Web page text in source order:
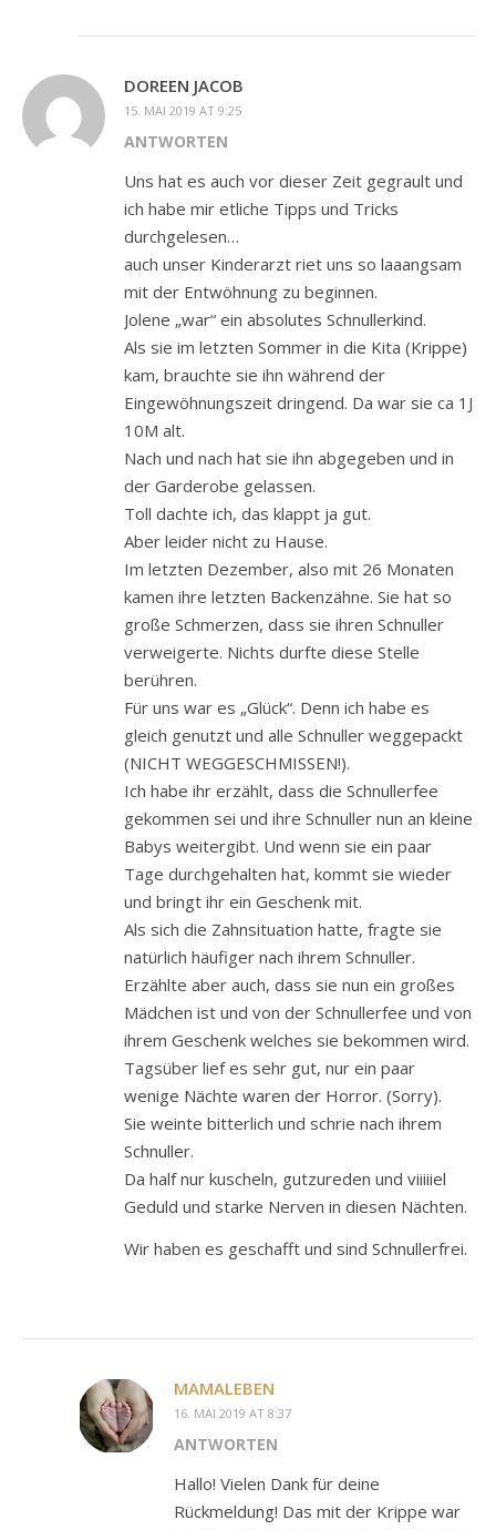
DOREEN JACOB
15. MAI 2019 AT 9:25
ANTWORTEN
Uns hat es auch vor dieser Zeit gegrault und
ich habe mir etliche Tipps und Tricks
durchgelesen…
auch unser Kinderarzt riet uns so laaangsam
mit der Entwöhnung zu beginnen.
Jolene „war“ ein absolutes Schnullerkind.
Als sie im letzten Sommer in die Kita (Krippe)
kam, brauchte sie ihn während der
Eingewöhnungszeit dringend. Da war sie ca 1J
10M alt.
Nach und nach hat sie ihn abgegeben und in
der Garderobe gelassen.
Toll dachte ich, das klappt ja gut.
Aber leider nicht zu Hause.
Im letzten Dezember, also mit 26 Monaten
kamen ihre letzten Backenzähne. Sie hat so
große Schmerzen, dass sie ihren Schnuller
verweigerte. Nichts durfte diese Stelle
berühren.
Für uns war es „Glück“. Denn ich habe es
gleich genutzt und alle Schnuller weggepackt
(NICHT WEGGESCHMISSEN!).
Ich habe ihr erzählt, dass die Schnullerfee
gekommen sei und ihre Schnuller nun an kleine
Babys weitergibt. Und wenn sie ein paar
Tage durchgehalten hat, kommt sie wieder
und bringt ihr ein Geschenk mit.
Als sich die Zahnsituation hatte, fragte sie
natürlich häufiger nach ihrem Schnuller.
Erzählte aber auch, dass sie nun ein großes
Mädchen ist und von der Schnullerfee und von
ihrem Geschenk welches sie bekommen wird.
Tagsüber lief es sehr gut, nur ein paar
wenige Nächte waren der Horror. (Sorry).
Sie weinte bitterlich und schrie nach ihrem
Schnuller.
Da half nur kuscheln, gutzureden und viiiiiel
Geduld und starke Nerven in diesen Nächten.
Wir haben es geschafft und sind Schnullerfrei.
MAMALEBEN
16. MAI 2019 AT 8:37
ANTWORTEN
Hallo! Vielen Dank für deine
Rückmeldung! Das mit der Krippe war